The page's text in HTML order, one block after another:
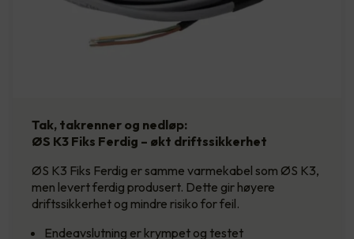
Tak, takrenner og nedløp:
ØS K3 Fiks Ferdig – økt driftssikkerhet
ØS K3 Fiks Ferdig er samme varmekabel som ØS K3,
men levert ferdig produsert. Dette gir høyere
driftssikkerhet og mindre risiko for feil.
Endeavslutning er krympet og testet